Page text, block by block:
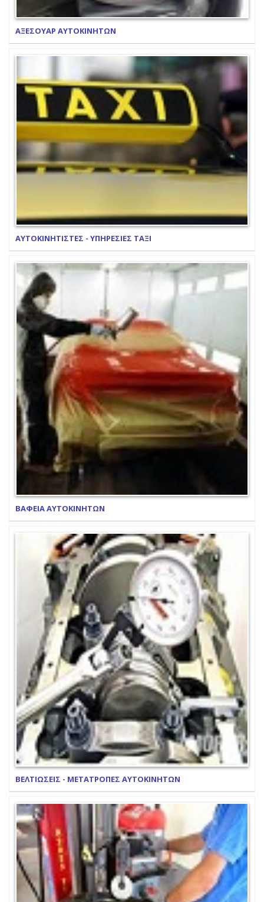
ΑΞΕΣΟΥΑΡ ΑΥΤΟΚΙΝΗΤΩΝ
ΑΥΤΟΚΙΝΗΤΙΣΤΕΣ - ΥΠΗΡΕΣΙΕΣ ΤΑΞΙ
ΒΑΦΕΙΑ ΑΥΤΟΚΙΝΗΤΩΝ
ΒΕΛΤΙΩΣΕΙΣ - ΜΕΤΑΤΡΟΠΕΣ ΑΥΤΟΚΙΝΗΤΩΝ